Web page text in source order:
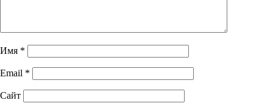
Имя *
Email *
Сайт